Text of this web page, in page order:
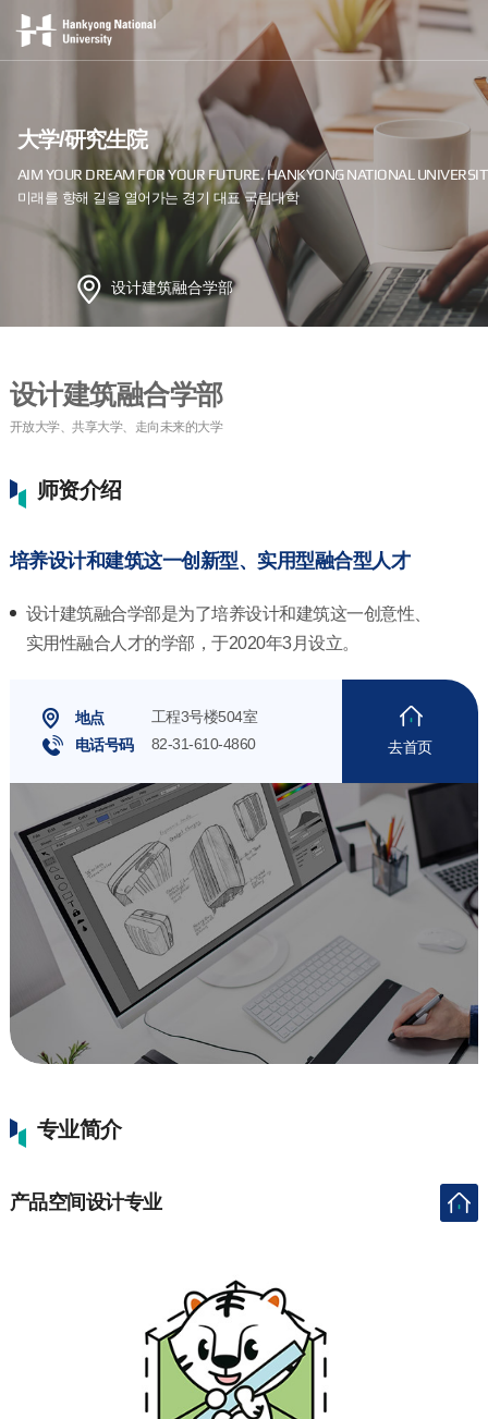
大学/研究生院
设计建筑融合学部
设计建筑融合学部
师资介绍
培养设计和建筑这一创新型、实用型融合型人才
设计建筑融合学部是为了培养设计和建筑这一创意性、
实用性融合人才的学部，于2020年3月设立。
地点
工程3号楼504室
电话号码
82-31-610-4860 去首页
专业简介
产品空间设计专业